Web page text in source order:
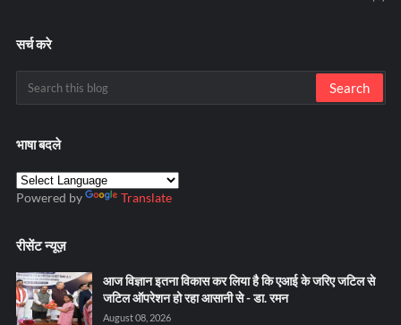
सर्च करे
भाषा बदले
Powered by Translate
रीसेंट न्यूज़
आज विज्ञान इतना विकास कर लिया है कि एआई के जरिए जटिल से
जटिल ऑपरेशन हो रहा आसानी से - डा. रमन
August 08, 2026